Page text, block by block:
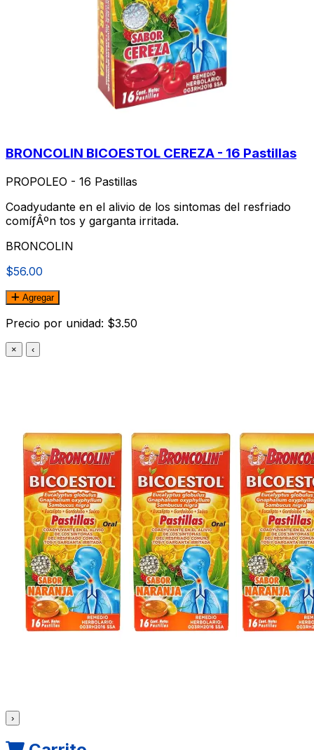
BRONCOLIN BICOESTOL CEREZA - 16 Pastillas
PROPOLEO - 16 Pastillas
Coadyudante en el alivio de los sintomas del resfriado
comíƒÂºn tos y garganta irritada.
BRONCOLIN
$56.00
Agregar
Precio por unidad: $3.50
× ‹
›